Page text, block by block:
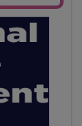
সুযোগ।